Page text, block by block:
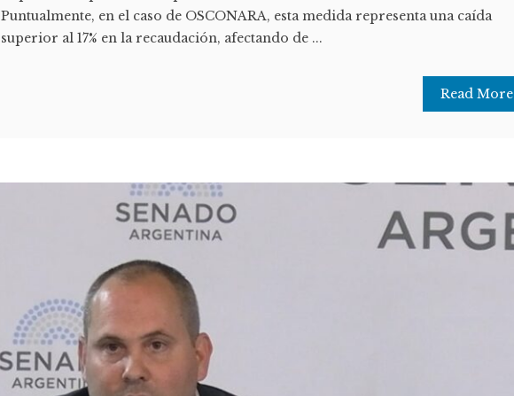
Puntualmente, en el caso de OSCONARA, esta medida representa una caída
superior al 17% en la recaudación, afectando de ...
Read More